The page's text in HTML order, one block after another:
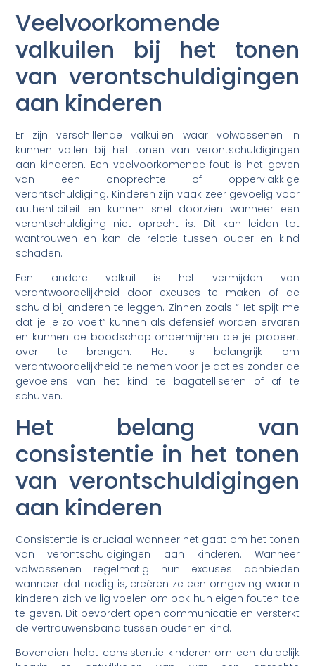
Veelvoorkomende
valkuilen bij het tonen
van verontschuldigingen
aan kinderen
Er zijn verschillende valkuilen waar volwassenen in
kunnen vallen bij het tonen van verontschuldigingen
aan kinderen. Een veelvoorkomende fout is het geven
van een onoprechte of oppervlakkige
verontschuldiging. Kinderen zijn vaak zeer gevoelig voor
authenticiteit en kunnen snel doorzien wanneer een
verontschuldiging niet oprecht is. Dit kan leiden tot
wantrouwen en kan de relatie tussen ouder en kind
schaden.
Een andere valkuil is het vermijden van
verantwoordelijkheid door excuses te maken of de
schuld bij anderen te leggen. Zinnen zoals “Het spijt me
dat je je zo voelt” kunnen als defensief worden ervaren
en kunnen de boodschap ondermijnen die je probeert
over te brengen. Het is belangrijk om
verantwoordelijkheid te nemen voor je acties zonder de
gevoelens van het kind te bagatelliseren of af te
schuiven.
Het belang van
consistentie in het tonen
van verontschuldigingen
aan kinderen
Consistentie is cruciaal wanneer het gaat om het tonen
van verontschuldigingen aan kinderen. Wanneer
volwassenen regelmatig hun excuses aanbieden
wanneer dat nodig is, creëren ze een omgeving waarin
kinderen zich veilig voelen om ook hun eigen fouten toe
te geven. Dit bevordert open communicatie en versterkt
de vertrouwensband tussen ouder en kind.
Bovendien helpt consistentie kinderen om een duidelijk